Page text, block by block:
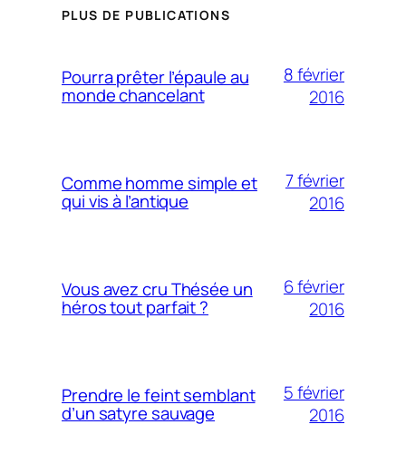
PLUS DE PUBLICATIONS
Pourra prêter l’épaule au
monde chancelant
8 février
2016
Comme homme simple et
qui vis à l’antique
7 février
2016
Vous avez cru Thésée un
héros tout parfait ?
6 février
2016
Prendre le feint semblant
d’un satyre sauvage
5 février
2016